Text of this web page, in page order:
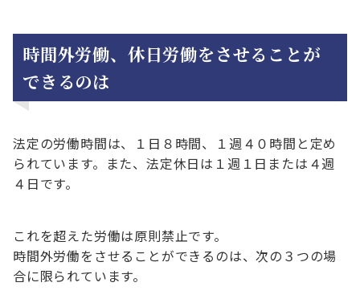
時間外労働、休日労働をさせることが
できるのは
法定の労働時間は、１日８時間、１週４０時間と定め
られています。また、法定休日は１週１日または４週
４日です。
これを超えた労働は原則禁止です。
時間外労働をさせることができるのは、次の３つの場
合に限られています。